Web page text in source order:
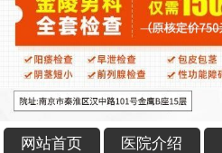
网站首页 医院介绍